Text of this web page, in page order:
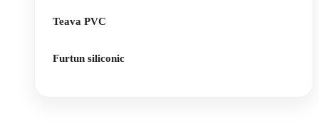
Teava PVC
Furtun siliconic